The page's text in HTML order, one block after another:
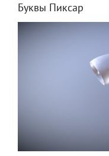
Буквы Пиксар